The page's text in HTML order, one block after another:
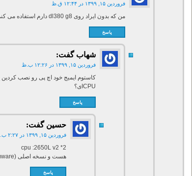
فروردین ۱۵, ۱۳۹۹ در ۱۲:۴۴ ق.ظ
من که بدون ایراد روی dl380 g8 دارم استفاده می کنم
پاسخ
شهاب گفت:
فروردین ۱۵, ۱۳۹۹ در ۱۲:۲۶ ب.ظ
CPUای؟
پاسخ
حسین گفت:
فروردین ۱۵, ۱۳۹۹ در ۲:۲۷ ب.ظ
cpu :2650L v2 *2
هست و نسخه اصلی (Vmware)
پاسخ